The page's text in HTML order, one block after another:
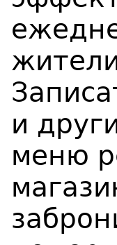
и
меню